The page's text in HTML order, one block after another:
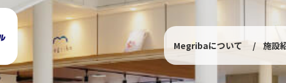
Megribaについて 施設